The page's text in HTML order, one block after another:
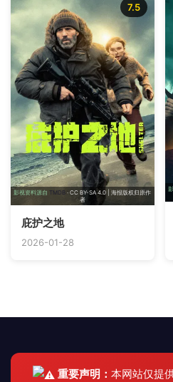
影视资料源自 TMDB · CC BY-SA 4.0 | 海报版权归原作
者
7.5
庇护之地
2026-01-28
重要声明： 本网站仅提